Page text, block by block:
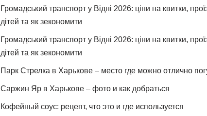
Громадський транспорт у Відні 2026: ціни на квитки,
дітей та як зекономити
Громадський транспорт у Відні 2026: ціни на квитки,
дітей та як зекономити
Парк Стрелка в Харькове – место где можно отлично
Саржин Яр в Харькове – фото и как добраться
Кофейный соус: рецепт, что это и где используется